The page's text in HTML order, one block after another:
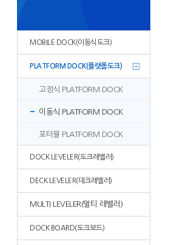
MOBILE DOCK(이동식도크)
PLATFORM DOCK(플랫폼도크)
고정식 PLATFORM DOCK
이동식 PLATFORM DOCK
포터블 PLATFORM DOCK
DOCK LEVELER(도크레벨러)
DECK LEVELER(데크레벨러)
MULTI LEVELER(멀티 레벨러)
DOCK BOARD(도크보드)